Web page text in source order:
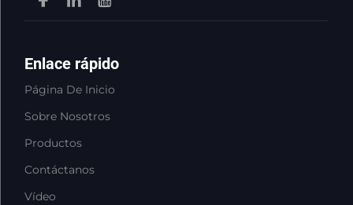
Enlace rápido
Página De Inicio
Sobre Nosotros
Productos
Contáctanos
Vídeo